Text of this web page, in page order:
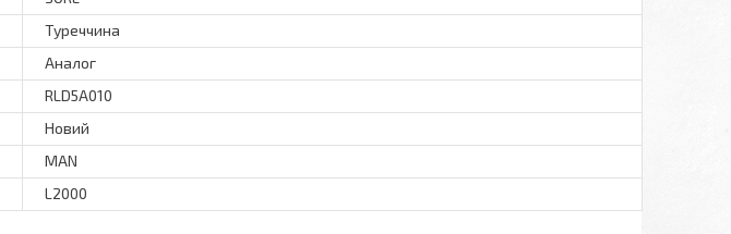
Туреччина
Аналог
RLD5A010
Новий
MAN
L2000